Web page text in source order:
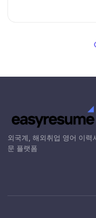
외국계, 해외취업 영어 이력
문 플랫폼